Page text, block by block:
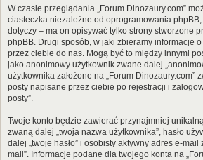
W czasie przeglądania „Forum Dinozaury.com”
ciasteczka niezależne od oprogramowania
dotyczy – ma on opisywać tylko strony stworzone
phpBB. Drugi sposób, w jaki zbieramy informacje o
przez ciebie do nas. Mogą być to między innymi
jako anonimowy użytkownik zwane dalej
użytkownika założone na „Forum Dinozaury.com”
posty napisane przez ciebie po rejestracji i
posty”.
Twoje konto będzie zawierać przynajmniej
zwaną dalej „twoja nazwa użytkownika”, hasło
dalej „twoje hasło” i osobisty aktywny adres e-
mail”. Informacje podane dla twojego konta na